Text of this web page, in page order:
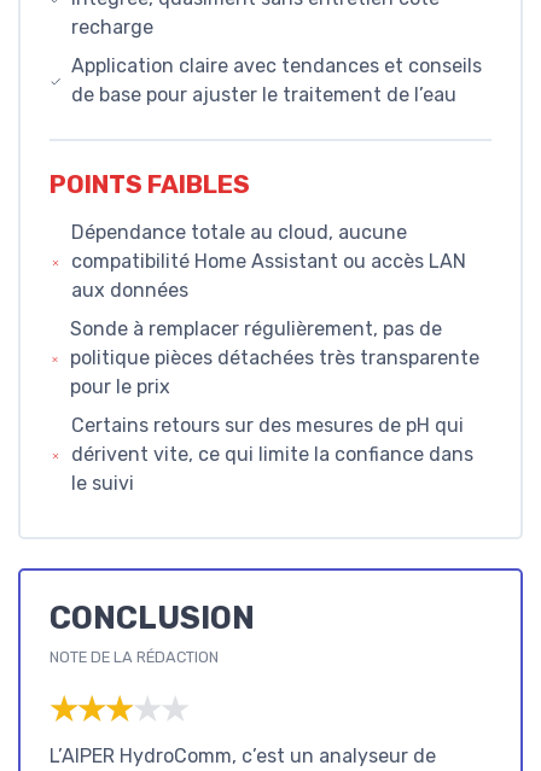
recharge
Application claire avec tendances et conseils
de base pour ajuster le traitement de l’eau
POINTS FAIBLES
Dépendance totale au cloud, aucune
compatibilité Home Assistant ou accès LAN
aux données
Sonde à remplacer régulièrement, pas de
politique pièces détachées très transparente
pour le prix
Certains retours sur des mesures de pH qui
dérivent vite, ce qui limite la confiance dans
le suivi
CONCLUSION
NOTE DE LA RÉDACTION
★★★★★
★★★★★
L’AIPER HydroComm, c’est un analyseur de